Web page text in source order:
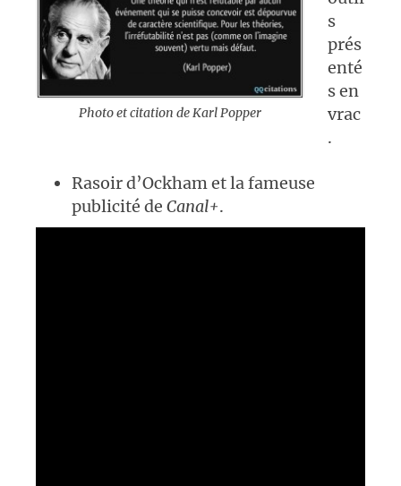
Photo et citation de Karl Popper
s
prés
enté
s en
vrac
.
Rasoir d’Ockham et la fameuse
publicité de Canal+.